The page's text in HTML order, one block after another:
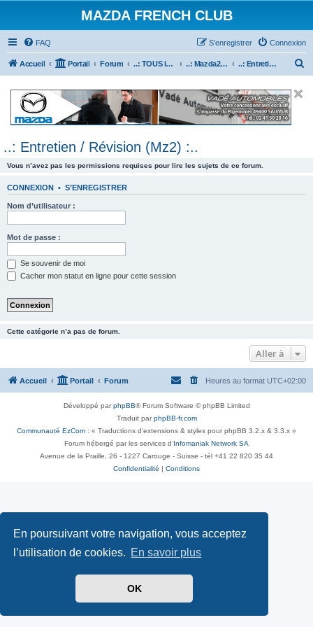
En poursuivant votre navigation, vous acceptez
l’utilisation de cookies. En savoir plus
OK
MAZDA FRENCH CLUB
FAQ Connexion
S’enregistrer
Accueil Portail Forum ..: TOUS les Véhicules MAZDA :.. ..: Mazda2 :.. ..: Entretien / Révision (Mz2) :..
e
..: Entretien / Révision (Mz2) :..
Vous n’avez pas les permissions requises pour lire les sujets de ce forum.
CONNEXION • S’ENREGISTRER
Nom d’utilisateur :
Mot de passe :
Se souvenir de moi
Cacher mon statut en ligne pour cette session
Cette catégorie n’a pas de forum.
Aller à
Accueil Portail Forum Heures au format UTC+02:00
Développé parphpBB® Forum Software © phpBB Limited
Traduit parphpBB-fr.com
Communauté EzCom : « Traductions d'extensions & styles pour phpBB 3.2.x & 3.3.x »
Forum hébergé par les services d’ Infomaniak Network SA
Avenue de la Praille, 26 - 1227 Carouge - Suisse - tél +41 22 820 35 44
Confidentialité
Conditions